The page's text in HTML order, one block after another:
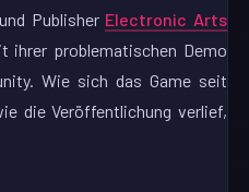
Publisher Electronic Arts
ihrer problematischen Demo
Wie sich das Game seit
die Veröffentlichung verlief,